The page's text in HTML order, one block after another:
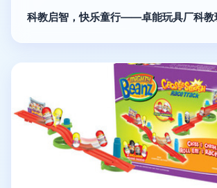
科教启智，快乐童行——卓能玩具厂科教